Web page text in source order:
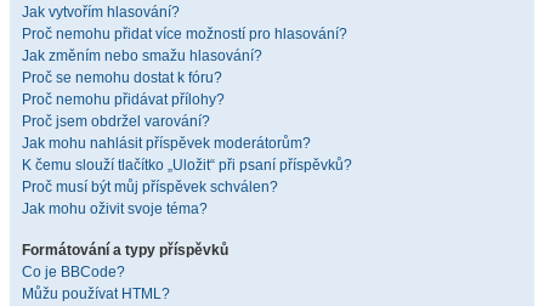
Jak vytvořím hlasování?
Proč nemohu přidat více možností pro hlasování?
Jak změním nebo smažu hlasování?
Proč se nemohu dostat k fóru?
Proč nemohu přidávat přílohy?
Proč jsem obdržel varování?
Jak mohu nahlásit příspěvek moderátorům?
K čemu slouží tlačítko „Uložit“ při psaní příspěvků?
Proč musí být můj příspěvek schválen?
Jak mohu oživit svoje téma?
Formátování a typy příspěvků
Co je BBCode?
Můžu používat HTML?